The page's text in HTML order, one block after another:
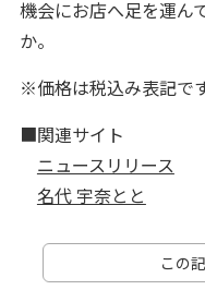
機会にお店へ足を運ん
か。
※価格は税込み表記です
■関連サイト
ニュースリリース
名代 宇奈とと
この